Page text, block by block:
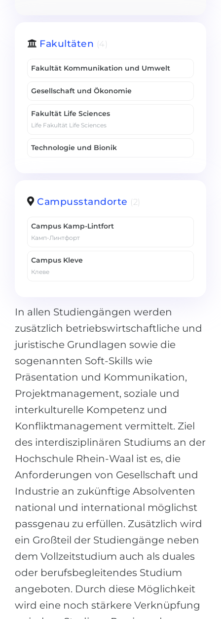
Fakultäten (4)
Fakultät Kommunikation und Umwelt
Gesellschaft und Ökonomie
Fakultät Life Sciences
Life Fakultät Life Sciences
Technologie und Bionik
Campusstandorte (2)
Campus Kamp-Lintfort
Камп-Линтфорт
Campus Kleve
Клеве
In allen Studiengängen werden
zusätzlich betriebswirtschaftliche und
juristische Grundlagen sowie die
sogenannten Soft-Skills wie
Präsentation und Kommunikation,
Projektmanagement, soziale und
interkulturelle Kompetenz und
Konfliktmanagement vermittelt. Ziel
des interdisziplinären Studiums an der
Hochschule Rhein-Waal ist es, die
Anforderungen von Gesellschaft und
Industrie an zukünftige Absolventen
national und international möglichst
passgenau zu erfüllen. Zusätzlich wird
ein Großteil der Studiengänge neben
dem Vollzeitstudium auch als duales
oder berufsbegleitendes Studium
angeboten. Durch diese Möglichkeit
wird eine noch stärkere Verknüpfung